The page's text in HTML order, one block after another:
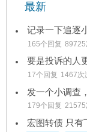
最新
记录一下追逐
165个回复 89725
要是投诉的人
17个回复 1467次
179个回复 21575